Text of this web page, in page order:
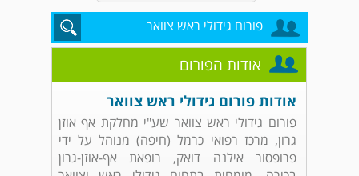
פורום גידולי ראש צוואר
אודות הפורום
אודות פורום גידולי ראש צוואר
פורום גידולי ראש צוואר שע"י מחלקת אף אוזן
גרון, מרכז רפואי כרמל (חיפה) מנוהל על ידי
פרופסור אילנה דואק, רופאת אף-אוזן-גרון